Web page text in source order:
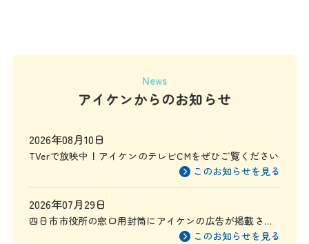
News
アイケンからのお知らせ
2026年08月10日
TVerで放映中！アイケンのテレビCMをぜひご覧ください
このお知らせを見る
2026年07月29日
四日市市役所の窓口用封筒にアイケンの広告が掲載され
このお知らせを見る